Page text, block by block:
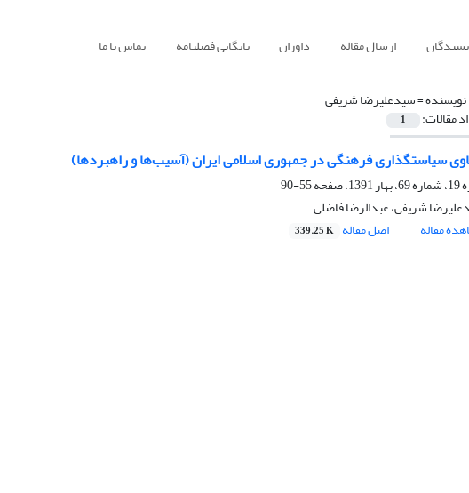
ارسال مقاله داوران بایگانی فصلنامه تماس با ما
نویسنده =سیدعلیرضا شریفی
مقالات: 1
سیاستگذاری فرهنگی در جمهوری اسلامی ایران (آسیب‌ها و راهبردها)
صفحه
55-90
شریفی، عبدالرضا فاضلی
مقاله
اصل مقاله 339.25 K